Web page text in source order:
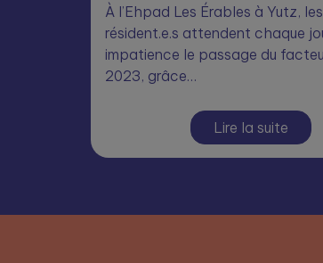
À l’Ehpad Les Érables à Yutz, les
résident.e.s attendent chaque
impatience le passage du
2023, grâce…
Lire la suite